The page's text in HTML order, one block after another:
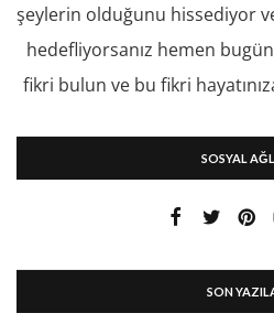
şeylerin olduğunu hissediyor
hedefliyorsanız hemen
fikri bulun ve bu fikri
SOSYAL
SON